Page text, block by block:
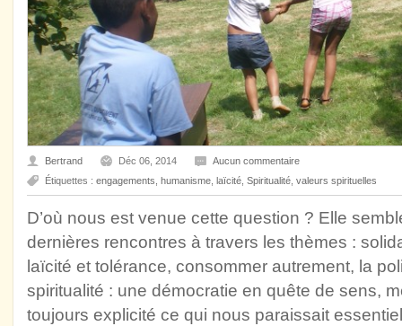
Bertrand Déc 06, 2014
Aucun commentaire
Étiquettes : engagements humanisme laïcité Spiritualité valeurs spirituelles
D’où nous est venue cette question ? Elle
dernières rencontres à travers les thèmes :
laïcité et tolérance, consommer autrement, la
spiritualité : une démocratie en quête de sens,
toujours explicité ce qui nous paraissait